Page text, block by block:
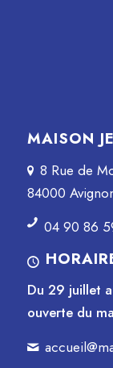
MAISON
8 Rue de
84000
04 90 86
Du 29 juillet
ouverte du